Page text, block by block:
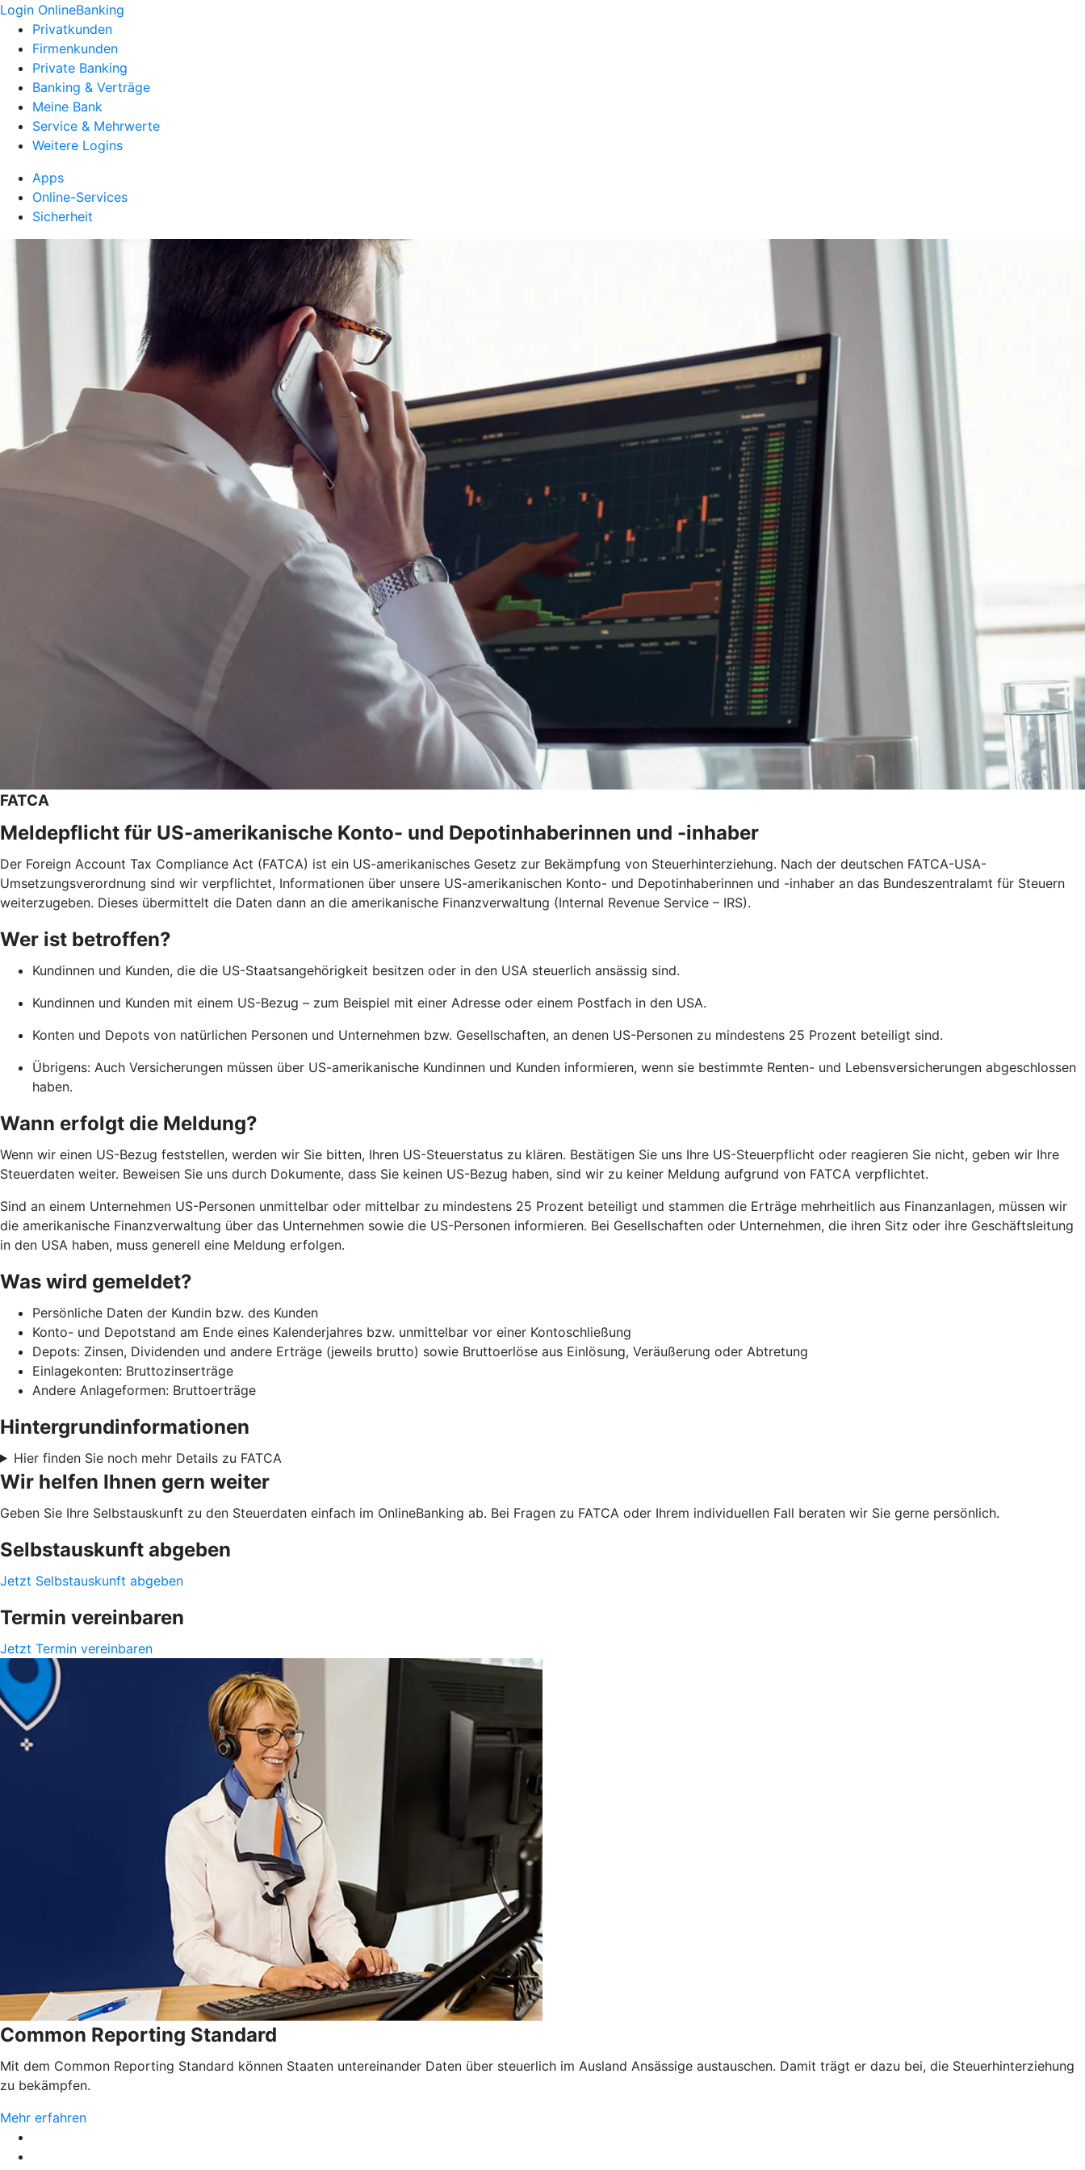
Login OnlineBanking
Privatkunden
Firmenkunden
Private Banking
Banking & Verträge
Meine Bank
Service & Mehrwerte
Weitere Logins
Apps
Online-Services
Sicherheit
FATCA
Meldepflicht für US-amerikanische Konto- und Depotinhaberinnen und -inhaber
Der Foreign Account Tax Compliance Act (FATCA) ist ein US-amerikanisches Gesetz zur Bekämpfung von Steuerhinterziehung. Nach der deutschen FATCA-USA-
Umsetzungsverordnung sind wir verpflichtet, Informationen über unsere US-amerikanischen Konto- und Depotinhaberinnen und -inhaber an das Bundeszentralamt für Steuern
weiterzugeben. Dieses übermittelt die Daten dann an die amerikanische Finanzverwaltung (Internal Revenue Service – IRS).
Wer ist betroffen?
Kundinnen und Kunden, die die US-Staatsangehörigkeit besitzen oder in den USA steuerlich ansässig sind.
Kundinnen und Kunden mit einem US-Bezug – zum Beispiel mit einer Adresse oder einem Postfach in den USA.
Konten und Depots von natürlichen Personen und Unternehmen bzw. Gesellschaften, an denen US-Personen zu mindestens 25 Prozent beteiligt sind.
Übrigens: Auch Versicherungen müssen über US-amerikanische Kundinnen und Kunden informieren, wenn sie bestimmte Renten- und Lebensversicherungen abgeschlossen
haben.
Wann erfolgt die Meldung?
Wenn wir einen US-Bezug feststellen, werden wir Sie bitten, Ihren US-Steuerstatus zu klären. Bestätigen Sie uns Ihre US-Steuerpflicht oder reagieren Sie nicht, geben wir Ihre
Steuerdaten weiter. Beweisen Sie uns durch Dokumente, dass Sie keinen US-Bezug haben, sind wir zu keiner Meldung aufgrund von FATCA verpflichtet.
Sind an einem Unternehmen US-Personen unmittelbar oder mittelbar zu mindestens 25 Prozent beteiligt und stammen die Erträge mehrheitlich aus Finanzanlagen, müssen wir
die amerikanische Finanzverwaltung über das Unternehmen sowie die US-Personen informieren. Bei Gesellschaften oder Unternehmen, die ihren Sitz oder ihre Geschäftsleitung
in den USA haben, muss generell eine Meldung erfolgen.
Was wird gemeldet?
Persönliche Daten der Kundin bzw. des Kunden
Konto- und Depotstand am Ende eines Kalenderjahres bzw. unmittelbar vor einer Kontoschließung
Depots: Zinsen, Dividenden und andere Erträge (jeweils brutto) sowie Bruttoerlöse aus Einlösung, Veräußerung oder Abtretung
Einlagekonten: Bruttozinserträge
Andere Anlageformen: Bruttoerträge
Hintergrundinformationen
Hier finden Sie noch mehr Details zu FATCA
Wir helfen Ihnen gern weiter
Geben Sie Ihre Selbstauskunft zu den Steuerdaten einfach im OnlineBanking ab. Bei Fragen zu FATCA oder Ihrem individuellen Fall beraten wir Sie gerne persönlich.
Selbstauskunft abgeben
Jetzt Selbstauskunft abgeben
Termin vereinbaren
Jetzt Termin vereinbaren
Common Reporting Standard
Mit dem Common Reporting Standard können Staaten untereinander Daten über steuerlich im Ausland Ansässige austauschen. Damit trägt er dazu bei, die Steuerhinterziehung
zu bekämpfen.
Mehr erfahren